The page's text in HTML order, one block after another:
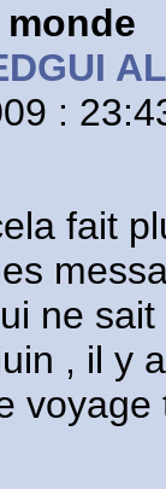
:
fait
ne
, il y
voyage